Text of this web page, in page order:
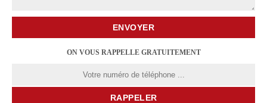
ON VOUS RAPPELLE GRATUITEMENT